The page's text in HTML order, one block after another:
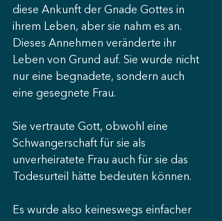
diese Ankunft der Gnade Gottes in
ihrem Leben, aber sie nahm es an.
Dieses Annehmen veränderte ihr
Leben von Grund auf. Sie wurde nicht
nur eine begnadete, sondern auch
eine gesegnete Frau.
Sie vertraute Gott, obwohl eine
Schwangerschaft für sie als
unverheiratete Frau auch für sie das
Todesurteil hätte bedeuten können.
Es wurde also keineswegs einfacher